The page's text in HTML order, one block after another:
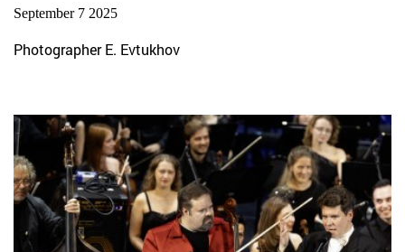
September 7 2025
Photographer E. Evtukhov